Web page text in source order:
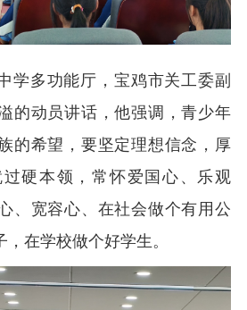
学多功能厅，宝鸡市关工委副
的动员讲话，他强调，青少年
的希望，要坚定理想信念，厚
硬本领，常怀爱国心、乐观
、宽容心、在社会做个有用公
在学校做个好学生。